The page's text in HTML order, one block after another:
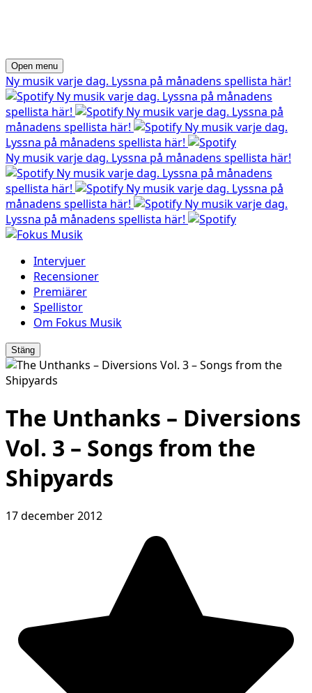
Open menu
Ny musik varje dag. Lyssna på månadens spellista här!
Ny musik varje dag. Lyssna på månadens
spellista här!
Ny musik varje dag. Lyssna på
månadens spellista här!
Ny musik varje dag.
Lyssna på månadens spellista här!
Ny musik varje dag. Lyssna på månadens spellista här!
Ny musik varje dag. Lyssna på månadens
spellista här!
Ny musik varje dag. Lyssna på
månadens spellista här!
Ny musik varje dag.
Lyssna på månadens spellista här!
Intervjuer
Recensioner
Premiärer
Spellistor
Om Fokus Musik
Stäng
The Unthanks – Diversions
Vol. 3 – Songs from the
Shipyards
17 december 2012